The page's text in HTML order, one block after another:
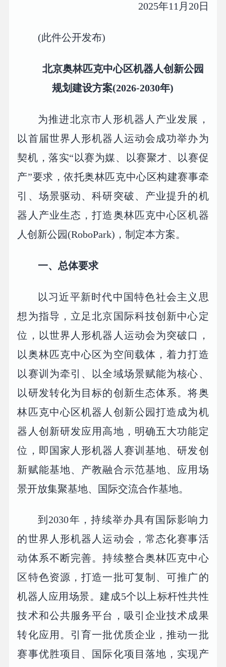
2025年11月20日
(此件公开发布)
北京奥林匹克中心区机器人创新公园
规划建设方案(2026-2030年)
为推进北京市人形机器人产业发展，
以首届世界人形机器人运动会成功举办为
契机，落实“以赛为媒、以赛聚才、以赛促
产”要求，依托奥林匹克中心区构建赛事牵
引、场景驱动、科研突破、产业提升的机
器人产业生态，打造奥林匹克中心区机器
人创新公园(RoboPark)，制定本方案。
一、总体要求
以习近平新时代中国特色社会主义思
想为指导，立足北京国际科技创新中心定
位，以世界人形机器人运动会为突破口，
以奥林匹克中心区为空间载体，着力打造
以赛训为牵引、以全域场景赋能为核心、
以研发转化为目标的创新生态体系。将奥
林匹克中心区机器人创新公园打造成为机
器人创新研发应用高地，明确五大功能定
位，即国家人形机器人赛训基地、研发创
新赋能基地、产教融合示范基地、应用场
景开放集聚基地、国际交流合作基地。
到2030年，持续举办具有国际影响力
的世界人形机器人运动会，常态化赛事活
动体系不断完善。持续整合奥林匹克中心
区特色资源，打造一批可复制、可推广的
机器人应用场景。建成5个以上标杆性共性
技术和公共服务平台，吸引企业技术成果
转化应用。引育一批优质企业，推动一批
赛事优胜项目、国际化项目落地，实现产